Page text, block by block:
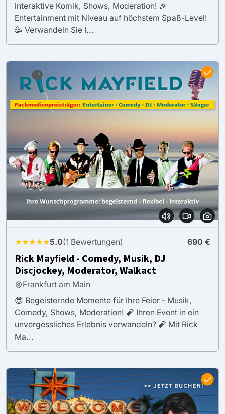
interaktive Komik, Shows, Moderation! 🎉
Entertainment mit Niveau auf höchstem Spaß-Level!
🥳 Verwandeln Sie I...
★★★★★5.0(1 Bewertungen) 690 €
Rick Mayfield - Comedy, Musik, DJ
Discjockey, Moderator, Walkact
Frankfurt am Main
😎 Begeisternde Momente für Ihre Feier - Musik,
Comedy, Shows, Moderation! 🧨 Ihren Event in ein
unvergessliches Erlebnis verwandeln? 🧨 Mit Rick
Ma...